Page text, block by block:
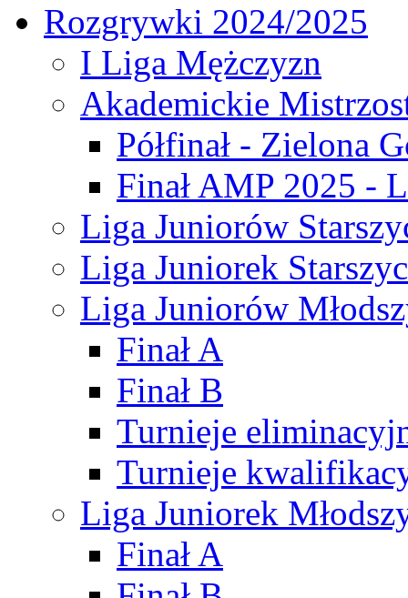
Rozgrywki 2024/2025
I Liga Mężczyzn
Akademickie
Półfinał - Zielona
Finał AMP 2025 -
Liga Juniorów
Liga Juniorek
Liga Juniorów
Finał A
Finał B
Turnieje
Turnieje
Liga Juniorek
Finał A